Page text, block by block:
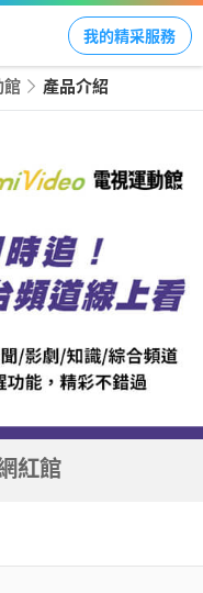
我的精采服務
館 產品介紹
紅館